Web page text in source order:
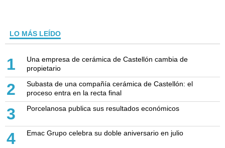
LO MÁS LEÍDO
1
Una empresa de cerámica de Castellón cambia de
propietario
2
Subasta de una compañía cerámica de Castellón: el
proceso entra en la recta final
3 Porcelanosa publica sus resultados económicos
4 Emac Grupo celebra su doble aniversario en julio